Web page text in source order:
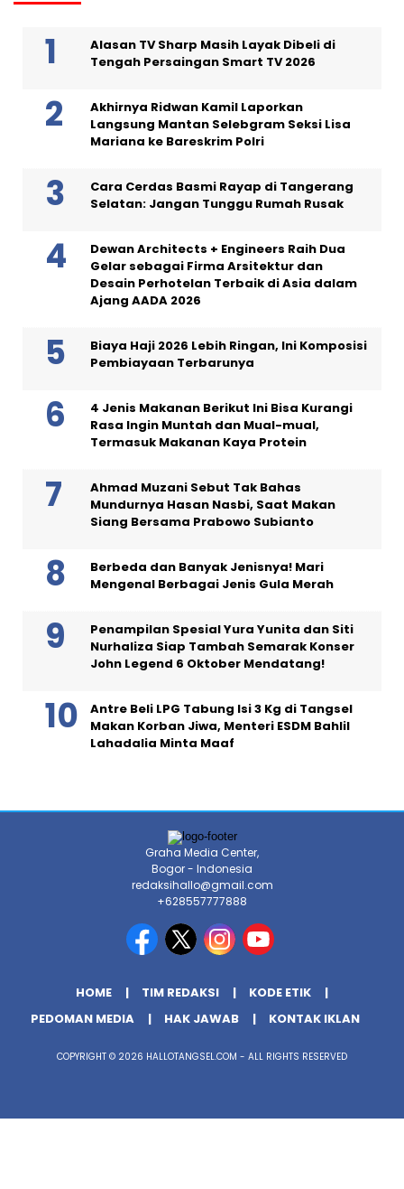
Alasan TV Sharp Masih Layak Dibeli di
Tengah Persaingan Smart TV 2026
Akhirnya Ridwan Kamil Laporkan
Langsung Mantan Selebgram Seksi Lisa
Mariana ke Bareskrim Polri
Cara Cerdas Basmi Rayap di Tangerang
Selatan: Jangan Tunggu Rumah Rusak
Dewan Architects + Engineers Raih Dua
Gelar sebagai Firma Arsitektur dan
Desain Perhotelan Terbaik di Asia dalam
Ajang AADA 2026
Biaya Haji 2026 Lebih Ringan, Ini Komposisi
Pembiayaan Terbarunya
4 Jenis Makanan Berikut Ini Bisa Kurangi
Rasa Ingin Muntah dan Mual-mual,
Termasuk Makanan Kaya Protein
Ahmad Muzani Sebut Tak Bahas
Mundurnya Hasan Nasbi, Saat Makan
Siang Bersama Prabowo Subianto
Berbeda dan Banyak Jenisnya! Mari
Mengenal Berbagai Jenis Gula Merah
Penampilan Spesial Yura Yunita dan Siti
Nurhaliza Siap Tambah Semarak Konser
John Legend 6 Oktober Mendatang!
Antre Beli LPG Tabung Isi 3 Kg di Tangsel
Makan Korban Jiwa, Menteri ESDM Bahlil
Lahadalia Minta Maaf
Graha Media Center,
Bogor - Indonesia
redaksihallo@gmail.com
+628557777888
HOME TIM REDAKSI
KODE ETIK
PEDOMAN MEDIA
HAK JAWAB KONTAK IKLAN
COPYRIGHT © 2026 HALLOTANGSEL.COM - ALL RIGHTS RESERVED